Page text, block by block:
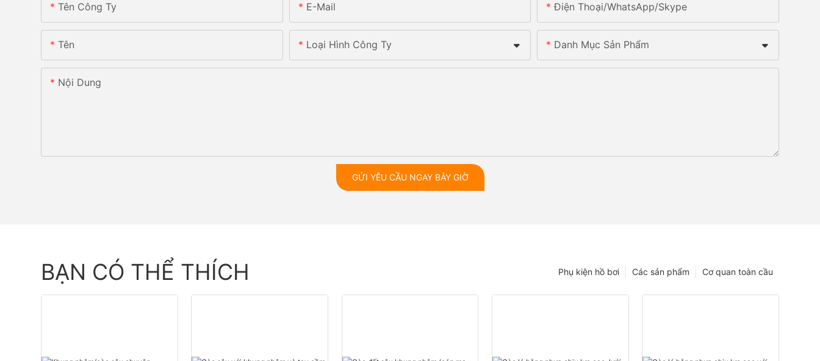
Tên Công Ty E-Mail Điện Thoại/whatsApp/skype
Tên Loại Hình Công Ty Danh Mục Sản Phẩm
Nội Dung
GỬI YÊU CẦU NGAY BÂY GIỜ
BẠN CÓ THỂ THÍCH Cơ quan toàn cầu
Các sản phẩm
Phụ kiện hồ bơi